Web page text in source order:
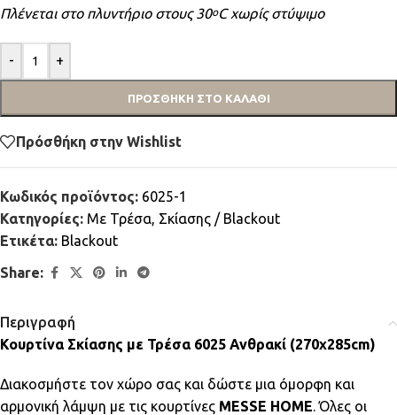
Πλένεται στο πλυντήριο στους 30οC χωρίς στύψιμο
- +
ΠΡΟΣΘΉΚΗ ΣΤΟ ΚΑΛΆΘΙ
Πρόσθήκη στην Wishlist
Κωδικός προϊόντος: 6025-1
Κατηγορίες: Mε Τρέσα, Σκίασης / Blackout
Ετικέτα: Blackout
Share:
Περιγραφή
Κουρτίνα Σκίασης με Τρέσα 6025 Ανθρακί (270x285cm)
Διακοσμήστε τον χώρο σας και δώστε μια όμορφη και
αρμονική λάμψη με τις κουρτίνες MESSE HOME. Όλες οι